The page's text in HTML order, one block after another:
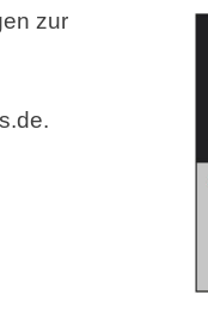
zur
.